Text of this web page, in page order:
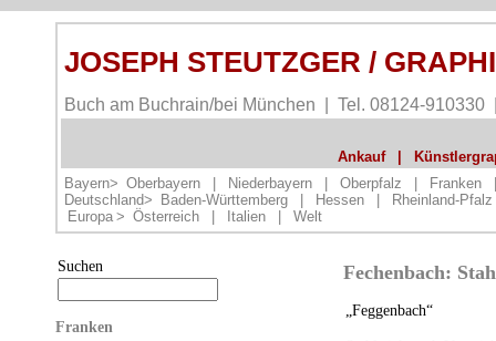
JOSEPH STEUTZGER /
Buch am Buchrain/bei München | Tel. 08124-
Ankauf
Bayern> Oberbayern Niederbayern Oberpfalz Franken
Deutschland>
Baden-Württemberg Hessen
Rheinland-Pfalz
Europa > Österreich Italien Welt
Suchen
Franken
Fechenbach:
„Feggenbach“